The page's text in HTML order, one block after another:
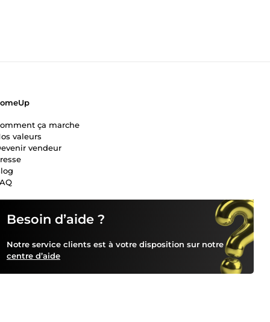
Besoin d’aide ?
Notre service clients est à votre disposition sur notre
centre d’aide
ça marche
valeurs
vendeur